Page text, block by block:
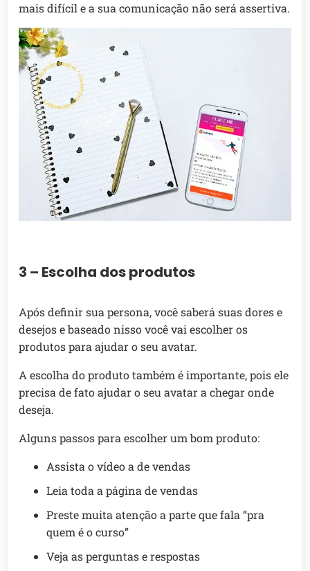
mais difícil e a sua comunicação não será assertiva.
3 – Escolha dos produtos
Após definir sua persona, você saberá suas dores e
desejos e baseado nisso você vai escolher os
produtos para ajudar o seu avatar.
A escolha do produto também é importante, pois ele
precisa de fato ajudar o seu avatar a chegar onde
deseja.
Alguns passos para escolher um bom produto:
Assista o vídeo a de vendas
Leia toda a página de vendas
Preste muita atenção a parte que fala “pra
quem é o curso”
Veja as perguntas e respostas